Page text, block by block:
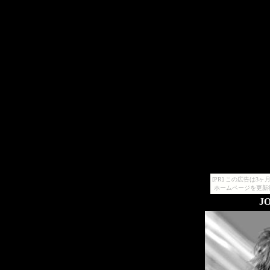
[PR] この広告は3ヶ
ホームページを更